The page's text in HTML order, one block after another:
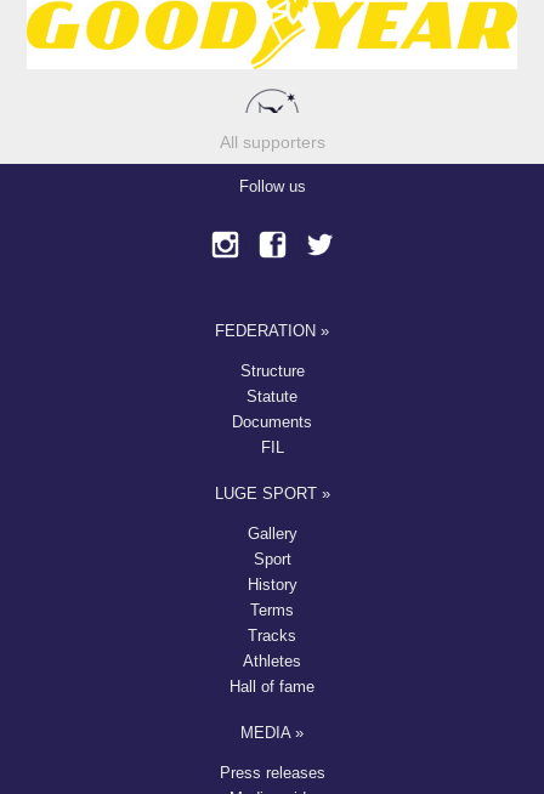
All supporters
Follow us
FEDERATION »
Structure
Statute
Documents
FIL
LUGE SPORT »
Gallery
Sport
History
Terms
Tracks
Athletes
Hall of fame
MEDIA »
Press releases